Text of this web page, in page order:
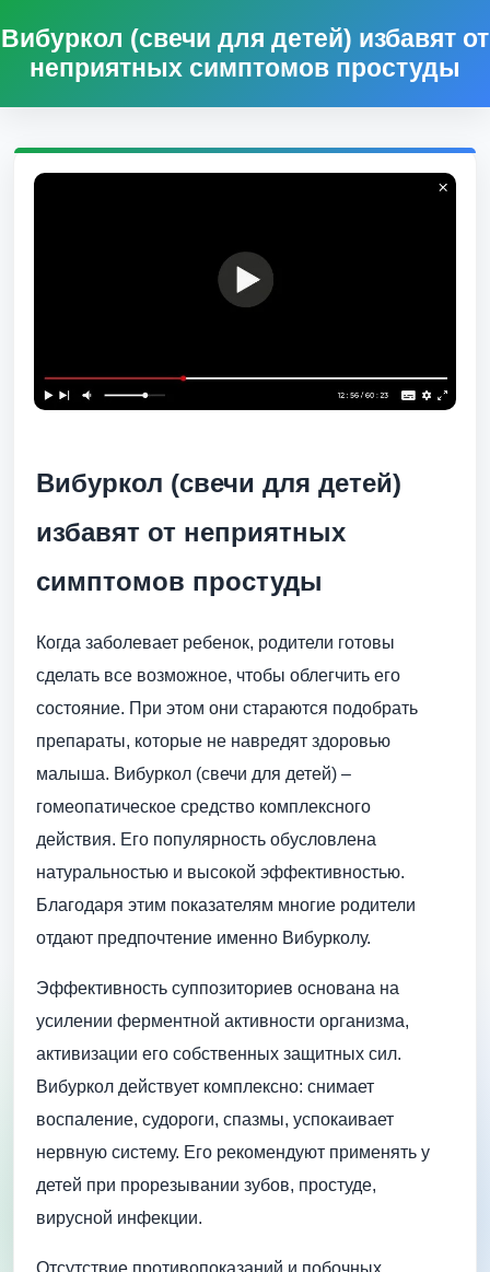
Вибуркол (свечи для детей) избавят от
неприятных симптомов простуды
Вибуркол (свечи для детей)
избавят от неприятных
симптомов простуды
Когда заболевает ребенок, родители готовы
сделать все возможное, чтобы облегчить его
состояние. При этом они стараются подобрать
препараты, которые не навредят здоровью
малыша. Вибуркол (свечи для детей) –
гомеопатическое средство комплексного
действия. Его популярность обусловлена
натуральностью и высокой эффективностью.
Благодаря этим показателям многие родители
отдают предпочтение именно Вибурколу.
Эффективность суппозиториев основана на
усилении ферментной активности организма,
активизации его собственных защитных сил.
Вибуркол действует комплексно: снимает
воспаление, судороги, спазмы, успокаивает
нервную систему. Его рекомендуют применять у
детей при прорезывании зубов, простуде,
вирусной инфекции.